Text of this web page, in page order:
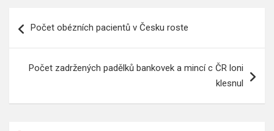
proPočet obézních pacientů v Česku roste
Počet zadržených padělků bankovek a mincí c ČR loni
klesnul